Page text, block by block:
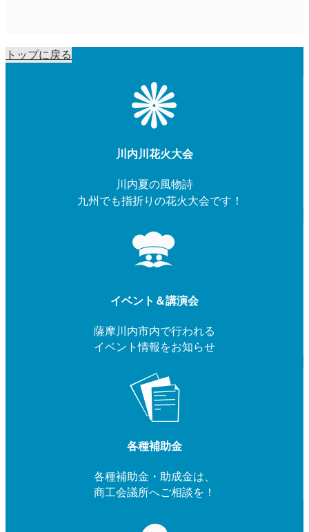
トップに戻る
川内川花火大会
川内夏の風物詩
九州でも指折りの花火大会です！
イベント＆講演会
薩摩川内市内で行われる
イベント情報をお知らせ
各種補助金
各種補助金・助成金は、
商工会議所へご相談を！